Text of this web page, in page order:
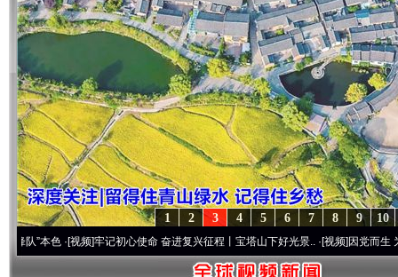
10
9
8
7
6
5
4
3
2
1
·[视频]牢记初心使命 奋进复兴征程丨宝塔山下好光景..·[视频]因党而生 为党而战——